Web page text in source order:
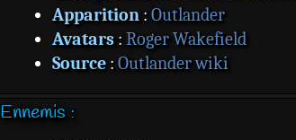
Apparition : Outlander
Avatars : Roger Wakefield
Source : Outlander wiki
Ennemis :